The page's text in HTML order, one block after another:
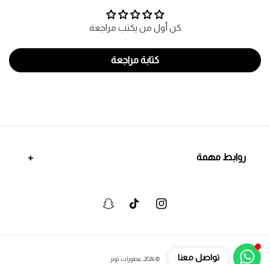
كن أول من يكتب مراجعة
كتابة مراجعة
روابط مهمة
انستجرام تيكتوك سنابشات
© 2026, عطورات تونز تواصل معنا